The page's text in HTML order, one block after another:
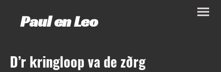
Paul en Leo
D’r kringloop va de zðrg